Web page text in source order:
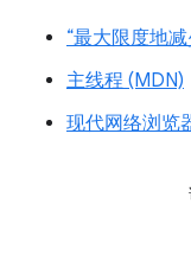
“最大限度地
主线程 (MDN)
现代网络浏览